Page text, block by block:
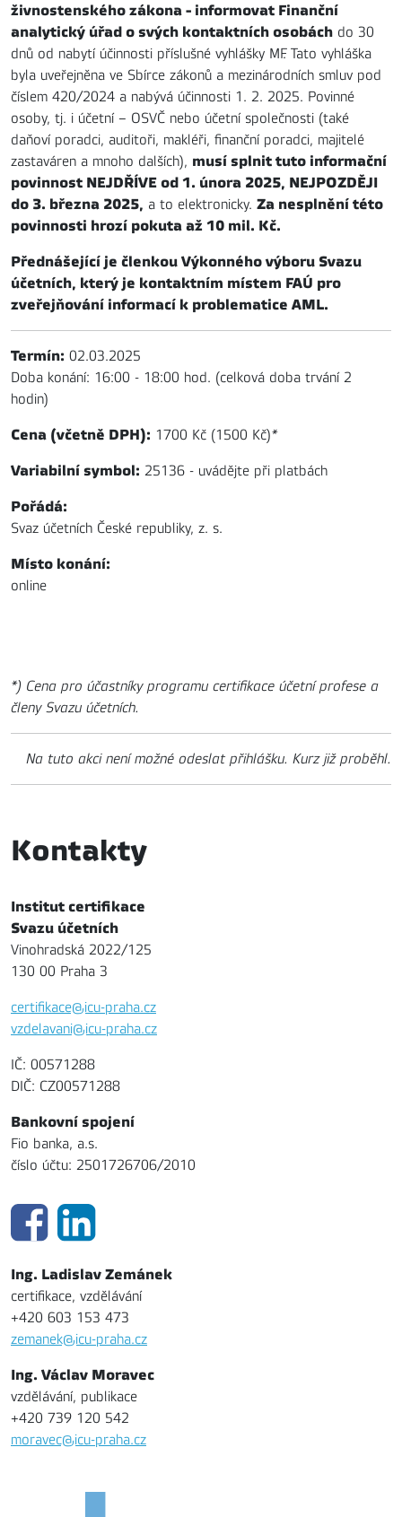
živnostenského zákona - informovat Finanční
analytický úřad o svých kontaktních osobách do 30
dnů od nabytí účinnosti příslušné vyhlášky MF. Tato vyhláška
byla uveřejněna ve Sbírce zákonů a mezinárodních smluv pod
číslem 420/2024 a nabývá účinnosti 1. 2. 2025. Povinné
osoby, tj. i účetní – OSVČ nebo účetní společnosti (také
daňoví poradci, auditoři, makléři, finanční poradci, majitelé
zastaváren a mnoho dalších), musí splnit tuto informační
povinnost NEJDŘÍVE od 1. února 2025, NEJPOZDĚJI
do 3. března 2025, a to elektronicky. Za nesplnění této
povinnosti hrozí pokuta až 10 mil. Kč.
Přednášející je členkou Výkonného výboru Svazu
účetních, který je kontaktním místem FAÚ pro
zveřejňování informací k problematice AML.
Termín: 02.03.2025
Doba konání: 16:00 - 18:00 hod. (celková doba trvání 2
hodin)
Cena (včetně DPH): 1700 Kč (1500 Kč)*
Variabilní symbol: 25136 - uvádějte při platbách
Pořádá:
Svaz účetních České republiky, z. s.
Místo konání:
online
*) Cena pro účastníky programu certifikace účetní profese a
členy Svazu účetních.
Na tuto akci není možné odeslat přihlášku. Kurz již proběhl.
Kontakty
Institut certifikace
Svazu účetních
Vinohradská 2022/125
130 00 Praha 3
certifikace@icu-praha.cz
vzdelavani@icu-praha.cz
IČ: 00571288
DIČ: CZ00571288
Bankovní spojení
Fio banka, a.s.
číslo účtu: 2501726706/2010
Ing. Ladislav Zemánek
certifikace, vzdělávání
+420 603 153 473
zemanek@icu-praha.cz
Ing. Václav Moravec
vzdělávání, publikace
+420 739 120 542
moravec@icu-praha.cz